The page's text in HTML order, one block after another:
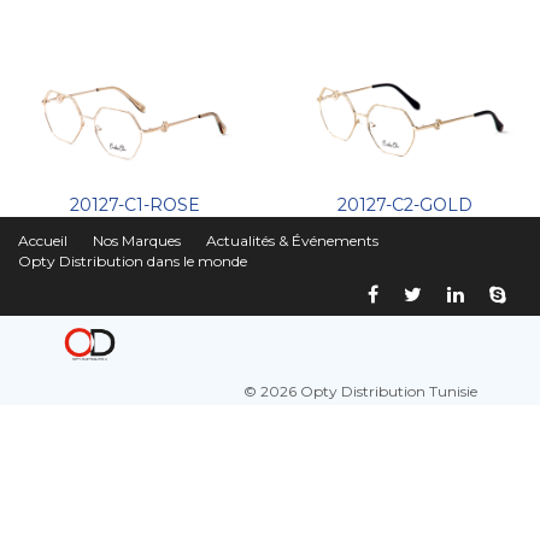
20127-C1-ROSE 20127-C2-GOLD
Accueil Nos Marques
Actualités & Événements
Opty Distribution dans le monde
© 2026 Opty Distribution Tunisie